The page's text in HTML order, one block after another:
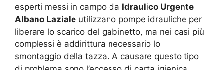
esperti messi in campo da Idraulico Urgente
Albano Laziale utilizzano pompe idrauliche per
liberare lo scarico del gabinetto, ma nei casi più
complessi è addirittura necessario lo
smontaggio della tazza. A causare questo tipo